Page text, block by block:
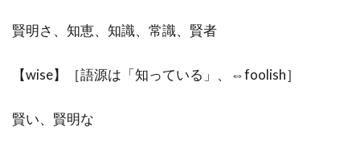
賢明さ、知恵、知識、常識、賢者
【wise】［語源は「知っている」、⇔foolish］
賢い、賢明な